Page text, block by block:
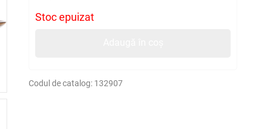
Stoc epuizat
Codul de catalog: 132907